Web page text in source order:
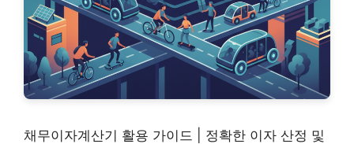
채무이자계산기 활용 가이드 | 정확한 이자 산정 및